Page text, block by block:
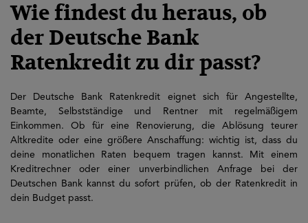
Wie findest du heraus, ob
der Deutsche Bank
Ratenkredit zu dir passt?
Der Deutsche Bank Ratenkredit eignet sich für Angestellte,
Beamte, Selbstständige und Rentner mit regelmäßigem
Einkommen. Ob für eine Renovierung, die Ablösung teurer
Altkredite oder eine größere Anschaffung: wichtig ist, dass du
deine monatlichen Raten bequem tragen kannst. Mit einem
Kreditrechner oder einer unverbindlichen Anfrage bei der
Deutschen Bank kannst du sofort prüfen, ob der Ratenkredit in
dein Budget passt.